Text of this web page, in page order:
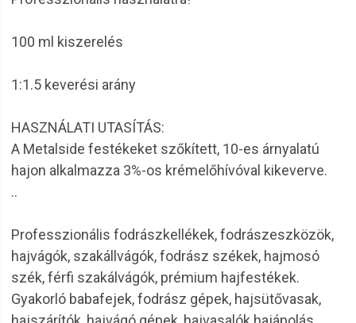
100 ml kiszerelés
1:1.5 keverési arány
HASZNÁLATI UTASÍTÁS:
A Metalside festékeket szőkített, 10-es árnyalatú
hajon alkalmazza 3%-os krémelőhívóval kikeverve.
..
Professzionális fodrászkellékek, fodrászeszközök,
hajvágók, szakállvágók, fodrász székek, hajmosó
szék, férfi szakálvágók, prémium hajfestékek.
Gyakorló babafejek, fodrász gépek, hajsütővasak,